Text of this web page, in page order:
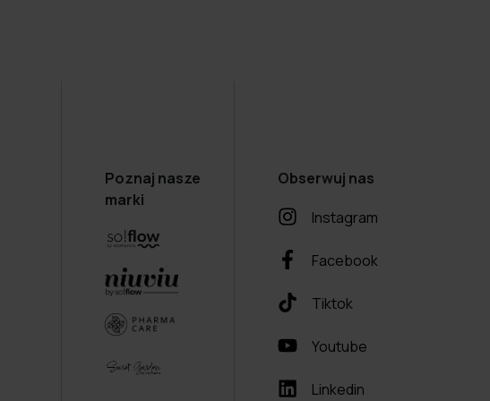
Poznaj nasze
marki
Obserwuj nas
Instagram
Facebook
Tiktok
Youtube
Linkedin